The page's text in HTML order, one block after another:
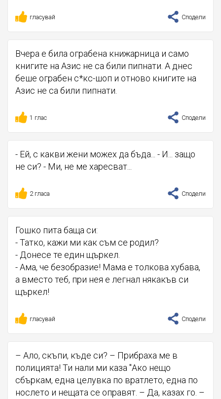
гласувай Сподели
Вчера е била ограбена книжарница и само
книгите на Азис не са били пипнати. А днес
беше ограбен с*кс-шоп и отново книгите на
Азис не са били пипнати.
1 глас Сподели
- Ей, с какви жени можех да бъда... - И... защо
не си? - Ми, не ме харесват...
2 гласа Сподели
Гошко пита баща си:
- Татко, кажи ми как съм се родил?
- Донесе те един щъркел.
- Ама, че безобразие! Мама е толкова хубава,
а вместо теб, при нея е легнал някакъв си
щъркел!
гласувай Сподели
– Ало, скъпи, къде си? – Прибраха ме в
полицията! Ти нали ми каза "Ако нещо
сбъркам, една целувка по вратлето, една по
нослето и нещата се оправят. – Да, казах го. –